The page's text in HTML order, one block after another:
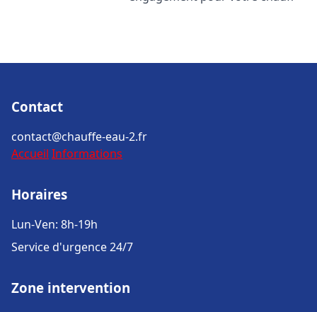
Contact
contact@chauffe-eau-2.fr
Accueil Informations
Horaires
Lun-Ven: 8h-19h
Service d'urgence 24/7
Zone intervention